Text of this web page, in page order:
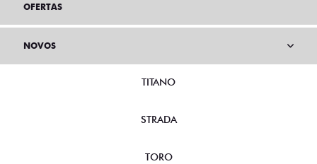
OFERTAS
NOVOS
TITANO
STRADA
TORO